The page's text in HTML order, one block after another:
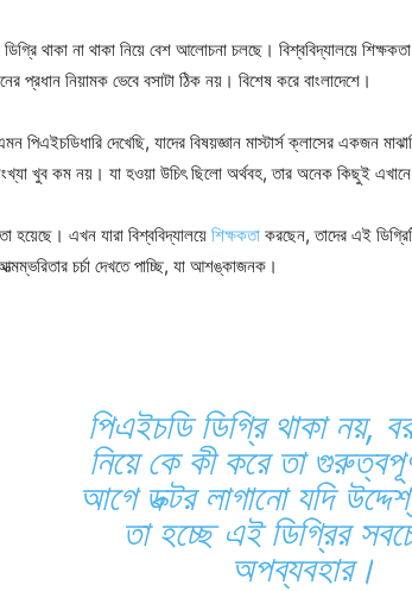
ডিগ্রি থাকা না থাকা নিয়ে বেশ আলোচনা চলছে। বিশ্ববিদ্যালয়ে
প্রধান নিয়ামক ভেবে বসাটা ঠিক নয়। বিশেষ করে বাংলাদেশে।
পিএইচডিধারি দেখেছি, যাদের বিষয়জ্ঞান মাস্টার্স ক্লাসের একজন
খুব কম নয়। যা হওয়া উচিৎ ছিলো অর্থবহ, তার অনেক কিছুই এখানে
হয়েছে। এখন যারা বিশ্ববিদ্যালয়ে শিক্ষকতা করছেন, তাদের এই
চর্চা দেখতে পাচ্ছি, যা আশঙ্কাজনক।
পিএইচডি ডিগ্রি থাকা নয়,
নিয়ে কে কী করে তা
আগে ডক্টর লাগানো যদি
তা হচ্ছে এই ডিগ্রির
অপব্যবহার।